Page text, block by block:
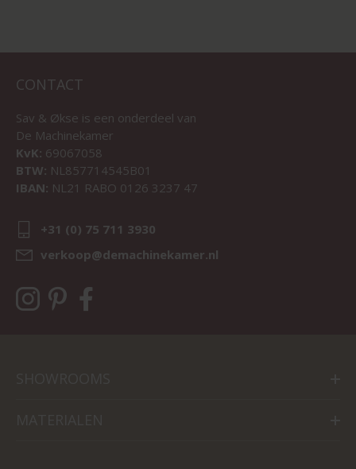
CONTACT
Sav & Økse is een onderdeel van
De Machinekamer
KvK: 69067058
BTW: NL857714545B01
IBAN: NL21 RABO 0126 3237 47
+31 (0) 75 711 3930
verkoop@demachinekamer.nl